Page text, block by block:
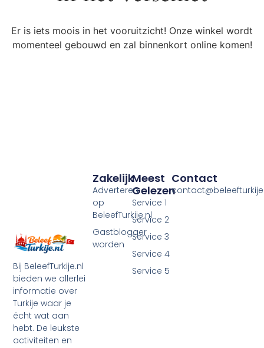
Er is iets moois in het vooruitzicht! Onze winkel wordt
momenteel gebouwd en zal binnenkort online komen!
Bij BeleefTurkije.nl
bieden we allerlei
informatie over
Turkije waar je
écht wat aan
hebt. De leukste
activiteiten en
Meest
Gelezen
Service 1
Service 2
Service 3
Service 4
Service 5
Zakelijk
Adverteren
op
BeleefTurkije.nl
Gastblogger
worden
Contact